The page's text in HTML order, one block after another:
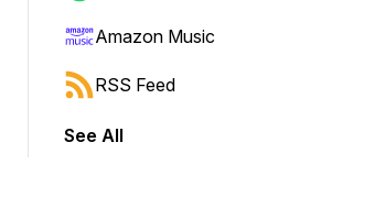
to jump forward or backward.
Amazon Music
RSS Feed
See All